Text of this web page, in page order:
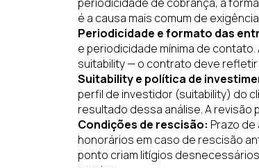
é a causa mais comum de
Periodicidade e formato das
e periodicidade mínima de
suitability — o contrato deve
Suitability e política de
perfil de investidor (suitability) do
resultado dessa análise. A revisão
Condições de rescisão: Prazo
honorários em caso de rescisão
ponto criam litígios